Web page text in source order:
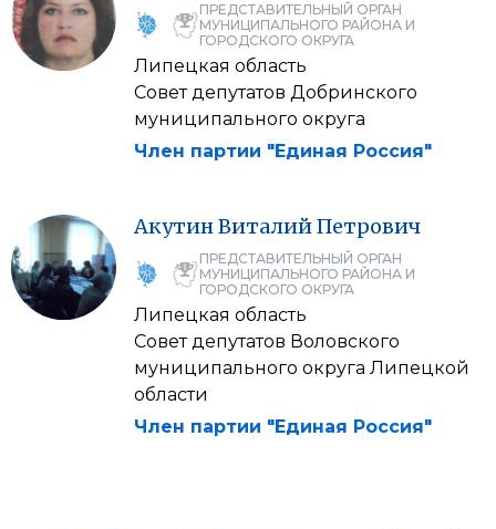
ПРЕДСТАВИТЕЛЬНЫЙ ОРГАН
МУНИЦИПАЛЬНОГО РАЙОНА И
ГОРОДСКОГО ОКРУГА
Липецкая область
Совет депутатов Добринского
муниципального округа
Член партии "Единая Россия"
АкутинВиталийПетрович
ПРЕДСТАВИТЕЛЬНЫЙ ОРГАН
МУНИЦИПАЛЬНОГО РАЙОНА И
ГОРОДСКОГО ОКРУГА
Липецкая область
Совет депутатов Воловского
муниципального округа Липецкой
области
Член партии "Единая Россия"